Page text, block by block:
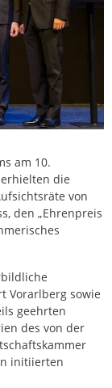
am 10.
die
von
den „Ehrenpreis
Vorarlberg sowie
geehrten
des von der
initiierten